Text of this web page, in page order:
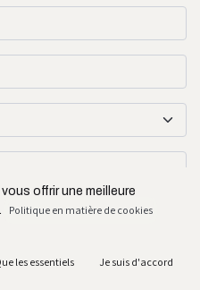
offrir une meilleure
Politique en matière de cookies
les essentiels Je suis d'accord